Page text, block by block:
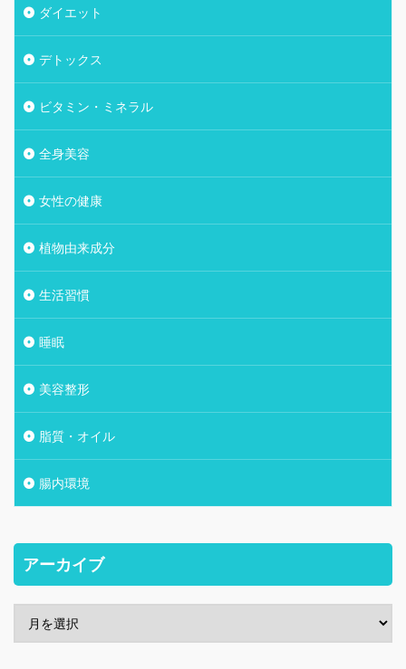
ダイエット
デトックス
ビタミン・ミネラル
全身美容
女性の健康
植物由来成分
生活習慣
睡眠
美容整形
脂質・オイル
腸内環境
アーカイブ